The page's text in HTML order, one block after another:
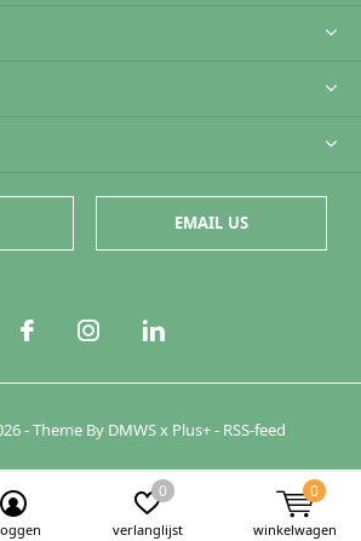
EMAIL US
- Theme By DMWSx Plus+- RSS-feed
verlanglijst
0
winkelwagen
0